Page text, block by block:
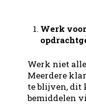
Werk
Werk niet
Meerdere
te blijven, dit
bemiddelen